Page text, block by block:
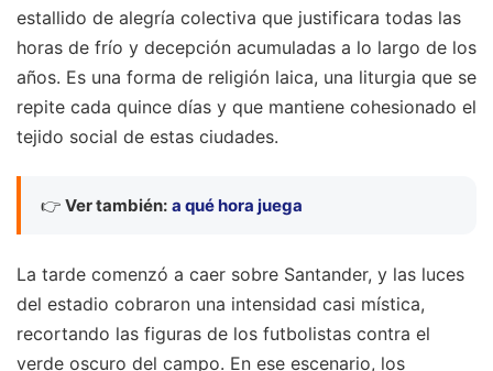
estallido de alegría colectiva que justificara todas las
horas de frío y decepción acumuladas a lo largo de los
años. Es una forma de religión laica, una liturgia que se
repite cada quince días y que mantiene cohesionado el
tejido social de estas ciudades.
👉 Ver también: a qué hora juega
La tarde comenzó a caer sobre Santander, y las luces
del estadio cobraron una intensidad casi mística,
recortando las figuras de los futbolistas contra el
verde oscuro del campo. En ese escenario, los